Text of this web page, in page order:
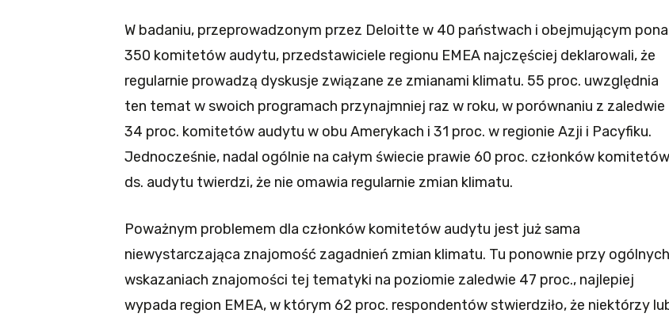
W badaniu, przeprowadzonym przez Deloitte w 40 państwach i obejmującym
350 komitetów audytu, przedstawiciele regionu EMEA najczęściej deklarowali, że
regularnie prowadzą dyskusje związane ze zmianami klimatu. 55 proc. uwzględnia
ten temat w swoich programach przynajmniej raz w roku, w porównaniu z zaledwie
34 proc. komitetów audytu w obu Amerykach i 31 proc. w regionie Azji i Pacyfiku.
Jednocześnie, nadal ogólnie na całym świecie prawie 60 proc. członków komitetów
ds. audytu twierdzi, że nie omawia regularnie zmian klimatu.
Poważnym problemem dla członków komitetów audytu jest już sama
niewystarczająca znajomość zagadnień zmian klimatu. Tu ponownie przy ogólnych
wskazaniach znajomości tej tematyki na poziomie zaledwie 47 proc., najlepiej
wypada region EMEA, w którym 62 proc. respondentów stwierdziło, że niektórzy